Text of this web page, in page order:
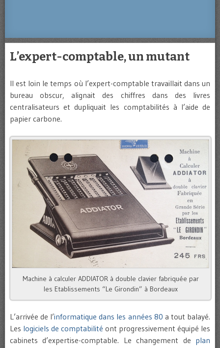
L’expert-comptable, un mutant
Il est loin le temps où l’expert-comptable travaillait dans un
bureau obscur, alignait des chiffres dans des livres
centralisateurs et dupliquait les comptabilités à l’aide de
papier carbone.
Machine à calculer ADDIATOR à double clavier fabriquée par
les Etablissements “Le Girondin” à Bordeaux
L’arrivée de l’informatique dans les années 80 a tout balayé.
Les logiciels de comptabilité ont progressivement équipé les
cabinets d’expertise-comptable. Le changement de plan